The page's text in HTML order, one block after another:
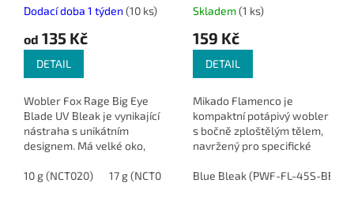
Dodací doba 1 týden (10 ks)
od 135 Kč
DETAIL
Wobler Fox Rage Big Eye
Blade UV Bleak je vynikající
nástraha s unikátním
designem. Má velké oko,
přitahuje jejich pozornost.
10 g (NCT020) 17 g (NCT024)
Skladem(1 ks)
159 Kč
DETAIL
Mikado Flamenco je
kompaktní potápivý wobler
s bočně zploštělým tělem,
navržený pro specifické
konstrukci nabízí stabilní
Blue Bleak (PWF-FL-45S-BB)